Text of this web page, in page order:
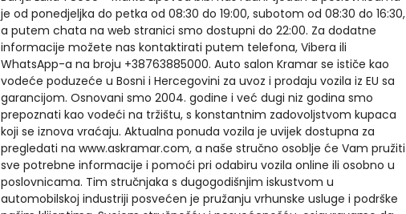
je od ponedjeljka do petka od 08:30 do 19:00, subotom od 08:30 do 16:30,
a putem chata na web stranici smo dostupni do 22:00. Za dodatne
informacije možete nas kontaktirati putem telefona, Vibera ili
WhatsApp-a na broju +38763885000. Auto salon Kramar se ističe kao
vodeće poduzeće u Bosni i Hercegovini za uvoz i prodaju vozila iz EU sa
garancijom. Osnovani smo 2004. godine i već dugi niz godina smo
prepoznati kao vodeći na tržištu, s konstantnim zadovoljstvom kupaca
koji se iznova vraćaju. Aktualna ponuda vozila je uvijek dostupna za
pregledati na www.askramar.com, a naše stručno osoblje će Vam pružiti
sve potrebne informacije i pomoći pri odabiru vozila online ili osobno u
poslovnicama. Tim stručnjaka s dugogodišnjim iskustvom u
automobilskoj industriji posvećen je pružanju vrhunske usluge i podrške